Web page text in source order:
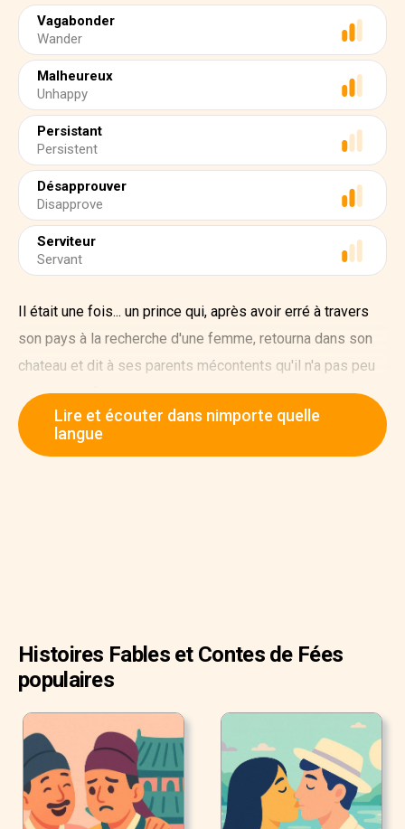
Vagabonder
Wander
Malheureux
Unhappy
Persistant
Persistent
Désapprouver
Disapprove
Serviteur
Servant
Il était une fois... un prince qui, après avoir erré à travers
son pays à la recherche d'une femme, retourna dans son
chateau et dit à ses parents mécontents qu'il n'a pas peu
trouver une femme.
Ce jeune homme était difficile à satisfaire, et il n'aimait
aucune des nobles jeunes filles qu'il avait rencontré durant
Lire et écouter dans nimporte quelle
langue
Histoires Fables et Contes de Fées
populaires